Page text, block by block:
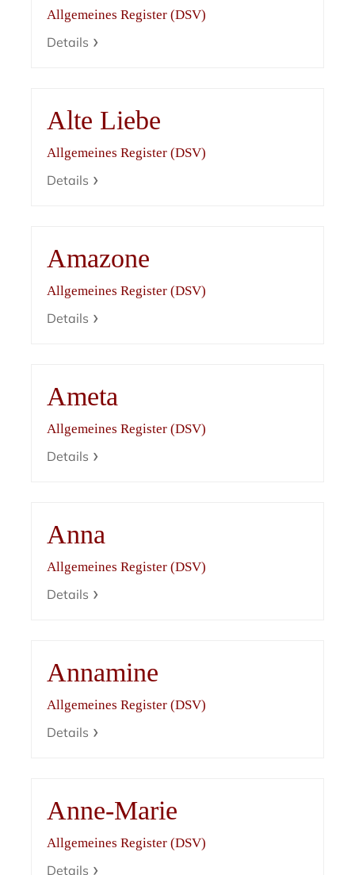
Allgemeines Register (DSV)
Details
Alte Liebe
Allgemeines Register (DSV)
Details
Amazone
Allgemeines Register (DSV)
Details
Ameta
Allgemeines Register (DSV)
Details
Anna
Allgemeines Register (DSV)
Details
Annamine
Allgemeines Register (DSV)
Details
Anne-Marie
Allgemeines Register (DSV)
Details